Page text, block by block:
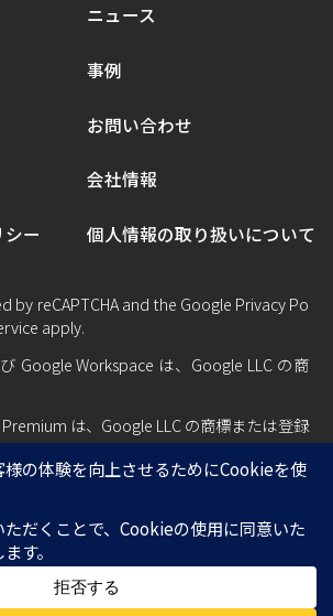
ニュース
事例
お問い合わせ
会社情報
ー 個人情報の取り扱いについて
by reCAPTCHA and the Google Privacy Po
apply.
Google Workspace は、Google LLC の商
は、Google LLC の商標または登録
System All rights reserved.